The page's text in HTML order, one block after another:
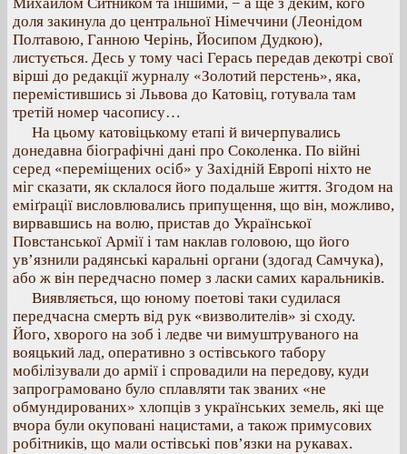
доля закинула до центральної Німеччини (Леонідом
Полтавою, Ганною Черінь, Йосипом Дудкою),
листується. Десь у тому часі Герась передав декотрі свої
вірші до редакції журналу «Золотий перстень», яка,
перемістившись зі Львова до Катовіц, готувала там
третій номер часопису…
На цьому катовіцькому етапі й вичерпувались
донедавна біографічні дані про Соколенка. По війні
серед «переміщених осіб» у Західній Европі ніхто не
міг сказати, як склалося його подальше життя. Згодом на
еміґрації висловлювались припущення, що він, можливо,
вирвавшись на волю, пристав до Української
Повстанської Армії і там наклав головою, що його
ув’язнили радянські каральні органи (здогад Самчука),
або ж він передчасно помер з ласки самих каральників.
Виявляється, що юному поетові таки судилася
передчасна смерть від рук «визволителів» зі сходу.
Його, хворого на зоб і ледве чи вимуштруваного на
вояцький лад, оперативно з остівського табору
мобілізували до армії і спровадили на передову, куди
запрограмовано було сплавляти так званих «не
обмундированих» хлопців з українських земель, які ще
вчора були окуповані нацистами, а також примусових
робітників, що мали остівські пов’язки на рукавах.